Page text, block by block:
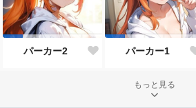
パーカー2 パーカー1
もっと見る